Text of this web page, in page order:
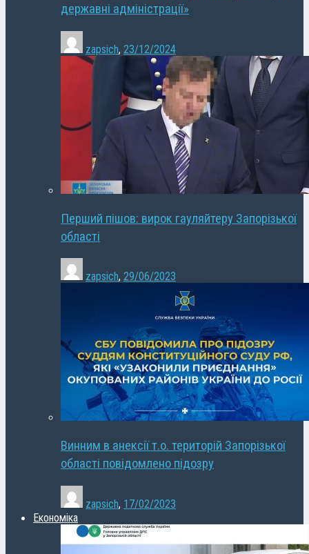
державні адміністрації»
zapsich, 23/12/2024
Перший пішов: вирок гауляйтеру Запорізької
області
zapsich, 29/06/2023
Винним в анексії т.о. територій Запорізької
області повідомлено підозру
zapsich, 17/02/2023
Економіка